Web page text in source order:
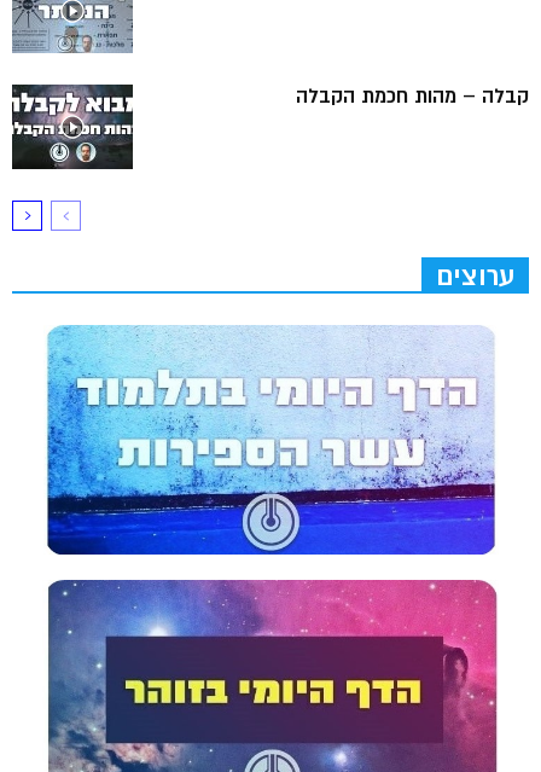
קבלה – מהות חכמת הקבלה
ערוצים